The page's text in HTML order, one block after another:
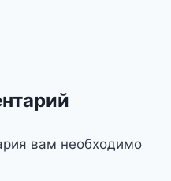
вам необходимо